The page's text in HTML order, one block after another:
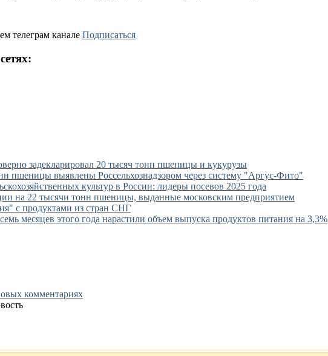
телеграм канале Подписаться
задекларировал 20 тысяч тонн пшеницы и кукурузы
пшеницы выявлены Россельхознадзором через систему "Аргус-Фито"
культур в России: лидеры посевов 2025 года
на 22 тысячи тонн пшеницы, выданные московским предприятием
с продуктами из стран СНГ
месяцев этого года нарастили объем выпуска продуктов питания на 3,3%
комментариях